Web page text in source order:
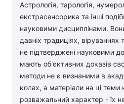
Астрологія, тарологія,
екстрасенсорика та інші
науковими дисциплінами.
давніх традиціях, віруваннях
не підтверджені науковими
мають об'єктивних доказів
методи не є визнаними в
колах, а матеріали на ці теми
розважальний характер - їх